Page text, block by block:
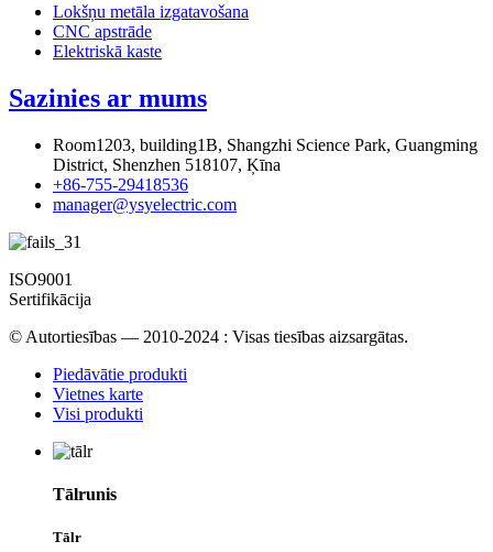
Lokšņu metāla izgatavošana
CNC apstrāde
Elektriskā kaste
Sazinies ar mums
Room1203, building1B, Shangzhi Science Park, Guangming
District, Shenzhen 518107, Ķīna
+86-755-29418536
manager@ysyelectric.com
ISO9001
Sertifikācija
© Autortiesības — 2010-2024 : Visas tiesības aizsargātas.
Piedāvātie produkti
Vietnes karte
Visi produkti
Tālrunis
Tālr